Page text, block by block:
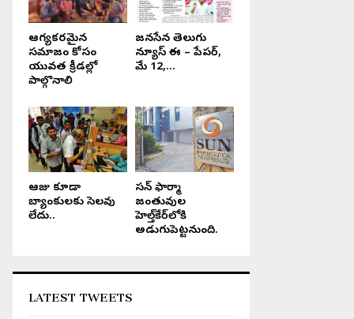
ఆరోగ్యకరమైన
సమాజం కోసం
యువత క్రీడల్లో
పాల్గొనాలి
జనసేన తెలుగు
న్యూస్ ఈ – పేపర్,
మే 12,...
ఆరోజు కూడా
బ్యాంకులకు సెలవు
లేదు..
సన్ ఫార్మా
జంతువుల
హెల్త్‌కేర్‌లోకి
అడుగుపెట్టనుంది.
LATEST TWEETS